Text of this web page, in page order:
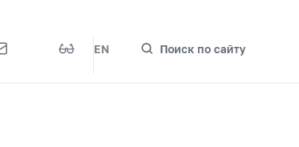
EN Поиск по сайту